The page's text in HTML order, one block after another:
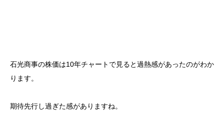
石光商事の株価は10年チャートで見ると過熱感があったのがわか
ります。
期待先行し過ぎた感がありますね。